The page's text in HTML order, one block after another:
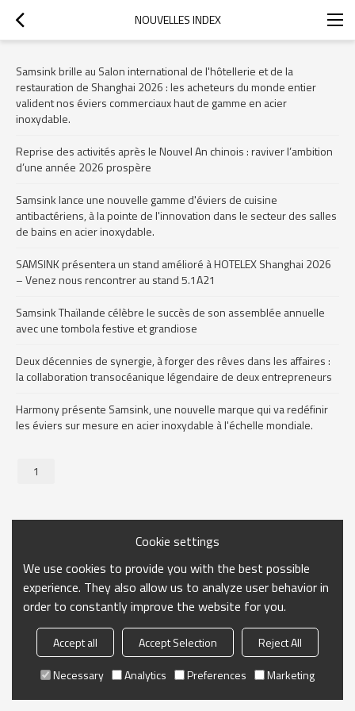
NOUVELLES INDEX
Samsink brille au Salon international de l'hôtellerie et de la
restauration de Shanghai 2026 : les acheteurs du monde entier
valident nos éviers commerciaux haut de gamme en acier
inoxydable.
Reprise des activités après le Nouvel An chinois : raviver l’ambition
d’une année 2026 prospère
Samsink lance une nouvelle gamme d'éviers de cuisine
antibactériens, à la pointe de l'innovation dans le secteur des salles
de bains en acier inoxydable.
SAMSINK présentera un stand amélioré à HOTELEX Shanghai 2026
– Venez nous rencontrer au stand 5.1A21
Samsink Thaïlande célèbre le succès de son assemblée annuelle
avec une tombola festive et grandiose
Deux décennies de synergie, à forger des rêves dans les affaires :
la collaboration transocéanique légendaire de deux entrepreneurs
Harmony présente Samsink, une nouvelle marque qui va redéfinir
les éviers sur mesure en acier inoxydable à l'échelle mondiale.
1
Cookie settings
We use cookies to provide you with the best possible
experience. They also allow us to analyze user behavior in
order to constantly improve the website for you.
Accept all Accept Selection
Reject All
Necessary
Analytics Preferences Marketing